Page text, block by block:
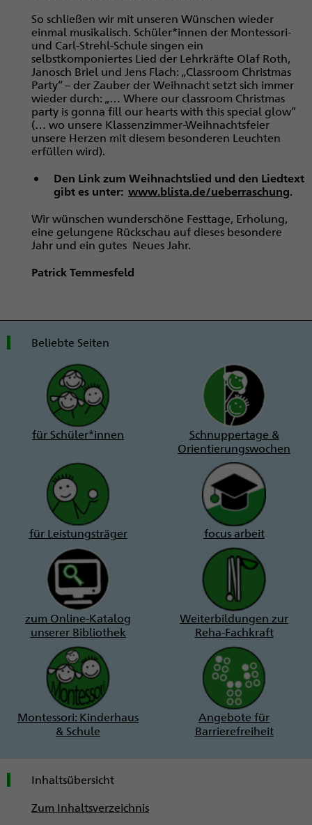
So schließen wir mit unseren Wünschen wieder
einmal musikalisch. Schüler*innen der Montessori-
und Carl-Strehl-Schule singen ein
selbstkomponiertes Lied der Lehrkräfte Olaf Roth,
Janosch Briel und Jens Flach: „Classroom Christmas
Party“ – der Zauber der Weihnacht setzt sich immer
wieder durch: „… Where our classroom Christmas
party is gonna fill our hearts with this special glow”
(… wo unsere Klassenzimmer-Weihnachtsfeier
unsere Herzen mit diesem besonderen Leuchten
erfüllen wird).
Den Link zum Weihnachtslied und den Liedtext
gibt es unter: www.blista.de/ueberraschung.
Wir wünschen wunderschöne Festtage, Erholung,
eine gelungene Rückschau auf dieses besondere
Jahr und ein gutes Neues Jahr.
Patrick Temmesfeld
Beliebte Seiten
für Schüler*innen
Schnuppertage &
Orientierungswochen
für Leistungsträger focus arbeit
zum Online-Katalog
unserer Bibliothek
Weiterbildungen zur
Reha-Fachkraft
Montessori: Kinderhaus
& Schule
Angebote für
Barrierefreiheit
Inhaltsübersicht
Zum Inhaltsverzeichnis